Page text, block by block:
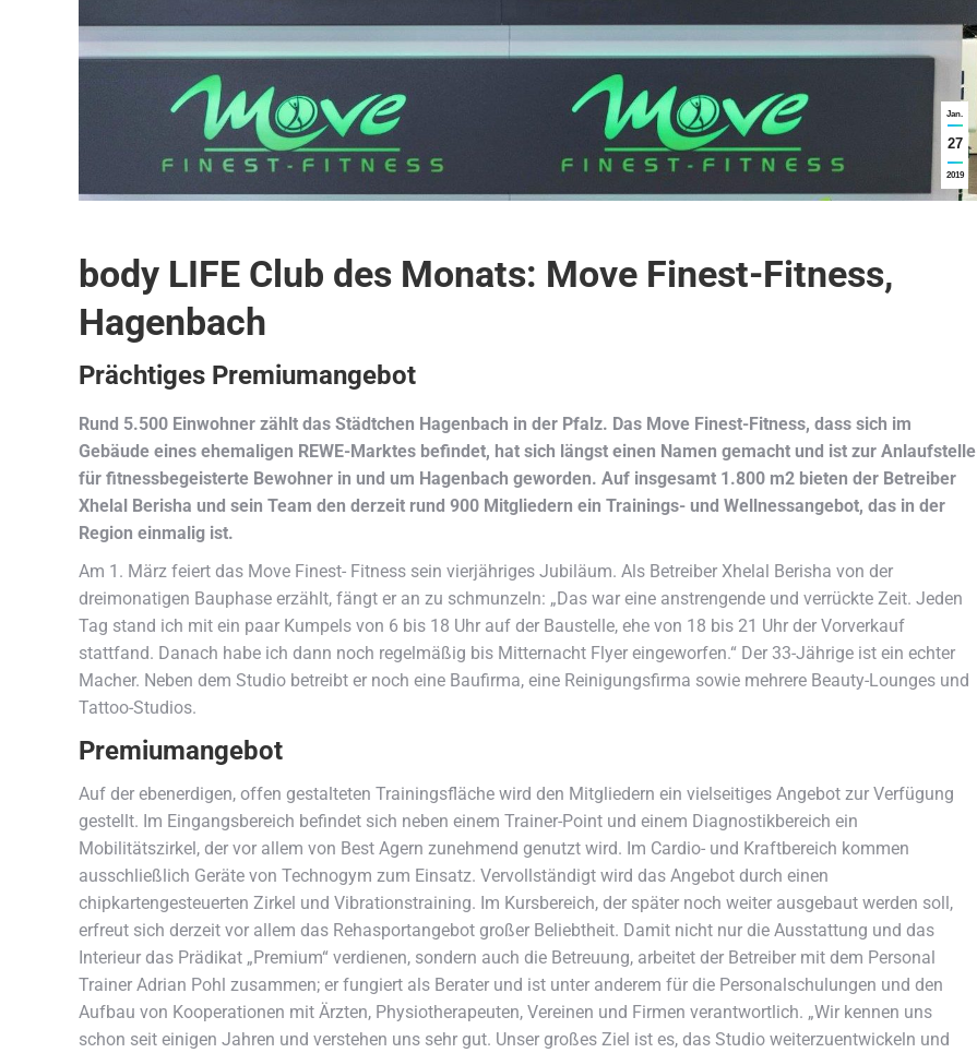
Jan.
27
2019
body LIFE Club des Monats: Move Finest-Fitness,
Hagenbach
Prächtiges Premiumangebot
Rund 5.500 Einwohner zählt das Städtchen Hagenbach in der Pfalz. Das Move Finest-Fitness, dass sich im
Gebäude eines ehemaligen REWE-Marktes befindet, hat sich längst einen Namen gemacht und ist zur Anlaufstelle
für fitnessbegeisterte Bewohner in und um Hagenbach geworden. Auf insgesamt 1.800 m2 bieten der Betreiber
Xhelal Berisha und sein Team den derzeit rund 900 Mitgliedern ein Trainings- und Wellnessangebot, das in der
Region einmalig ist.
Am 1. März feiert das Move Finest- Fitness sein vierjähriges Jubiläum. Als Betreiber Xhelal Berisha von der
dreimonatigen Bauphase erzählt, fängt er an zu schmunzeln: „Das war eine anstrengende und verrückte Zeit. Jeden
Tag stand ich mit ein paar Kumpels von 6 bis 18 Uhr auf der Baustelle, ehe von 18 bis 21 Uhr der Vorverkauf
stattfand. Danach habe ich dann noch regelmäßig bis Mitternacht Flyer eingeworfen.“ Der 33-Jährige ist ein echter
Macher. Neben dem Studio betreibt er noch eine Baufirma, eine Reinigungsfirma sowie mehrere Beauty-Lounges und
Tattoo-Studios.
Premiumangebot
Auf der ebenerdigen, offen gestalteten Trainingsfläche wird den Mitgliedern ein vielseitiges Angebot zur Verfügung
gestellt. Im Eingangsbereich befindet sich neben einem Trainer-Point und einem Diagnostikbereich ein
Mobilitätszirkel, der vor allem von Best Agern zunehmend genutzt wird. Im Cardio- und Kraftbereich kommen
ausschließlich Geräte von Technogym zum Einsatz. Vervollständigt wird das Angebot durch einen
chipkartengesteuerten Zirkel und Vibrationstraining. Im Kursbereich, der später noch weiter ausgebaut werden soll,
erfreut sich derzeit vor allem das Rehasportangebot großer Beliebtheit. Damit nicht nur die Ausstattung und das
Interieur das Prädikat „Premium“ verdienen, sondern auch die Betreuung, arbeitet der Betreiber mit dem Personal
Trainer Adrian Pohl zusammen; er fungiert als Berater und ist unter anderem für die Personalschulungen und den
Aufbau von Kooperationen mit Ärzten, Physiotherapeuten, Vereinen und Firmen verantwortlich. „Wir kennen uns
schon seit einigen Jahren und verstehen uns sehr gut. Unser großes Ziel ist es, das Studio weiterzuentwickeln und